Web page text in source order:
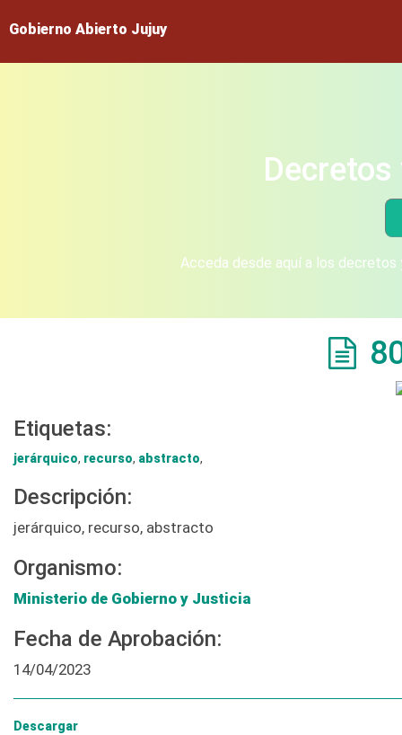
Gobierno Abierto Jujuy
Acceda desde aquí a los
Etiquetas:
jerárquico, recurso, abstracto,
Descripción:
jerárquico, recurso, abstracto
Organismo:
Ministerio de Gobierno y Justicia
Fecha de Aprobación:
14/04/2023
Descargar